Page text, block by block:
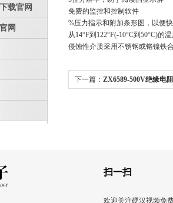
载官网
网
免费的监控和控制软件
%压力指示和附加条形图，以便
从14°F到122°F(-10°C到50°C)的
侵蚀性介质采用不锈钢或铬镍铁
下一篇： ZX6589-500V绝缘电
扫一扫
欢迎关注硬汉视频免